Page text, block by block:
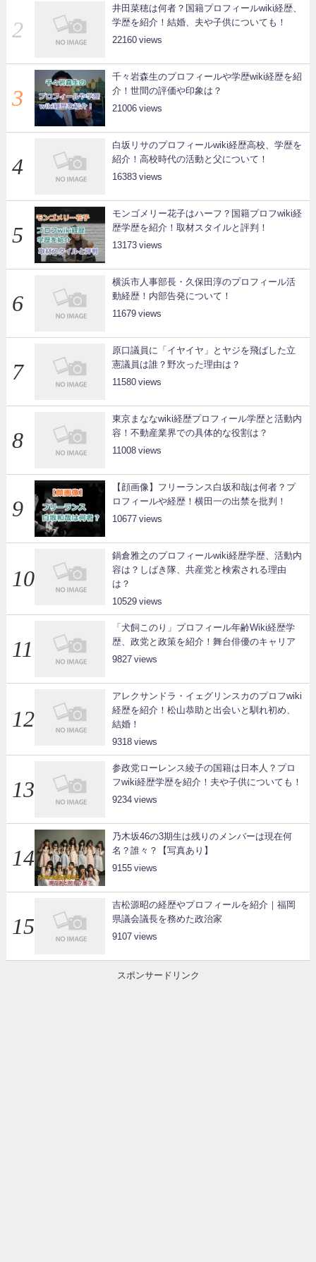
井田菜穂は何者？国籍プロフィールwiki経歴、
学歴を紹介！結婚、夫や子供についても！
22160
千々岩森生のプロフィールや学歴wiki経歴を紹
介！世間の評価や印象は？
21006
白坂リサのプロフィールwiki経歴高校、学歴を
紹介！高校時代の活動と父について！
16383
モンゴメリー花子はハーフ？国籍プロフwiki経
歴学歴を紹介！取材スタイルと評判！
13173
横浜市人事部長・久保田淳のプロフィール活
動経歴！内部告発について！
11679
原口議員に「イヤイヤ」とヤジを飛ばした立
憲議員は誰？野次った理由は？
11580
東京まななwiki経歴プロフィール学歴と活動内
容！不動産業界での具体的な役割は？
11008
【顔画像】フリーランス白坂和哉は何者？プ
ロフィールや経歴！横田一の出禁を批判！
10677
鍋倉雅之のプロフィールwiki経歴学歴、活動内
容は？しばき隊、共産党と検索される理由
は？
10529
「犬飼このり」プロフィール年齢Wiki経歴学
歴、政党と政策を紹介！舞台俳優のキャリア
9827
アレクサンドラ・イェグリンスカのプロフwiki
経歴を紹介！松山恭助と出会いと馴れ初め、
結婚！
9318
参政党ローレンス綾子の国籍は日本人？プロ
フwiki経歴学歴を紹介！夫や子供についても！
9234
乃木坂46の3期生は残りのメンバーは現在何
名？誰々？【写真あり】
9155
吉松源昭の経歴やプロフィールを紹介｜福岡
県議会議長を務めた政治家
9107
スポンサードリンク